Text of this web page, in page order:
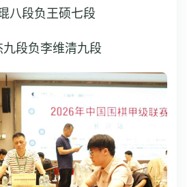
八段负王硕七段
九段负李维清九段